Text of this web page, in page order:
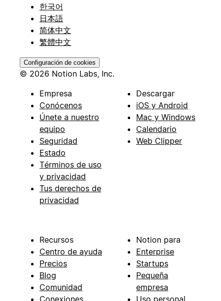
한국어
日本語
简体中文
繁體中文
Configuración de cookies
© 2026 Notion Labs, Inc.
Empresa
Conócenos
Únete a nuestro
equipo
Seguridad
Estado
Términos de uso
y privacidad
Tus derechos de
privacidad
Descargar
iOS y Android
Mac y Windows
Calendario
Web Clipper
Recursos
Centro de ayuda
Precios
Blog
Comunidad
Conexiones
Notion para
Enterprise
Startups
Pequeña
empresa
Uso personal